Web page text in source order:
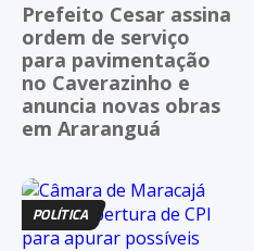
Prefeito Cesar assina
ordem de serviço
para pavimentação
no Caverazinho e
anuncia novas obras
em Araranguá
POLÍTICA